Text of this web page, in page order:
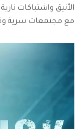
الأنيق واشتباكات
مع مجتمعات سرية